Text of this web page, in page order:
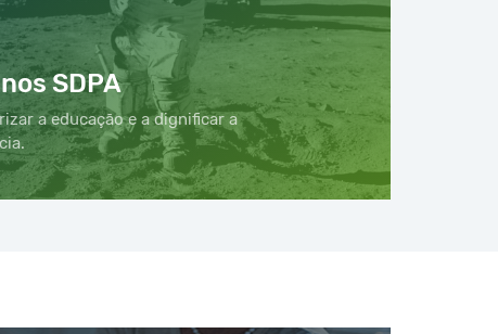
SDPA
a educação e a dignificar a